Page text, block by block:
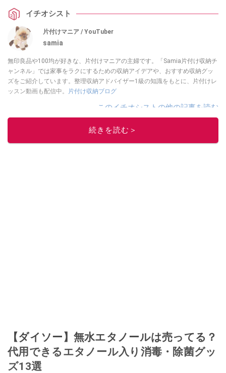
イチオシスト
片付けマニア / YouTuber
samia
無印良品や100均が好きな、片付けマニアの主婦です。「Samia片付け収納チ
ャンネル」では家事をラクにするための収納アイデアや、おすすめ収納グッ
ズをご紹介しています。整理収納アドバイザー1級の知識をもとに、片付けレ
ッスン動画も配信中。
片付け収納ブログ
このイチオシストの他の記事を読む
続きを読む＞
【ダイソー】無水エタノールは売ってる？
代用できるエタノール入り消毒・除菌グッ
ズ13選